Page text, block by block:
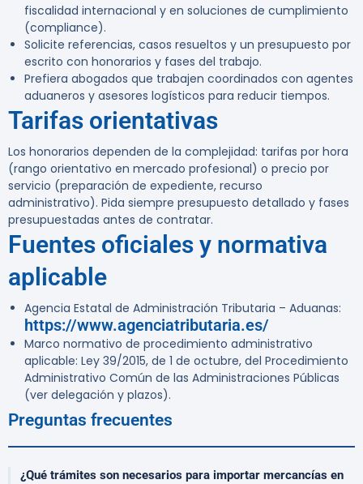
fiscalidad internacional y en soluciones de cumplimiento
(compliance).
Solicite referencias, casos resueltos y un presupuesto por
escrito con honorarios y fases del trabajo.
Prefiera abogados que trabajen coordinados con agentes
aduaneros y asesores logísticos para reducir tiempos.
Tarifas orientativas
Los honorarios dependen de la complejidad: tarifas por hora
(rango orientativo en mercado profesional) o precio por
servicio (preparación de expediente, recurso
administrativo). Pida siempre presupuesto detallado y fases
presupuestadas antes de contratar.
Fuentes oficiales y normativa
aplicable
Agencia Estatal de Administración Tributaria – Aduanas:
https://www.agenciatributaria.es/
Marco normativo de procedimiento administrativo
aplicable: Ley 39/2015, de 1 de octubre, del Procedimiento
Administrativo Común de las Administraciones Públicas
(ver delegación y plazos).
Preguntas frecuentes
¿Qué trámites son necesarios para importar mercancías en